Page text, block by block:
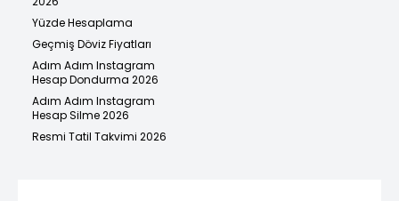
Yüzde Hesaplama
Geçmiş Döviz Fiyatları
Adım Adım Instagram
Hesap Dondurma 2026
Adım Adım Instagram
Hesap Silme 2026
Resmi Tatil Takvimi 2026